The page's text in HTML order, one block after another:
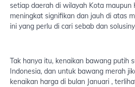
setiap daerah di wilayah Kota maupun
meningkat signifikan dan jauh di atas
ini yang perlu di cari sebab dan
Tak hanya itu, kenaikan bawang putih
Indonesia, dan untuk bawang merah
kenaikan harga di bulan Januari ,